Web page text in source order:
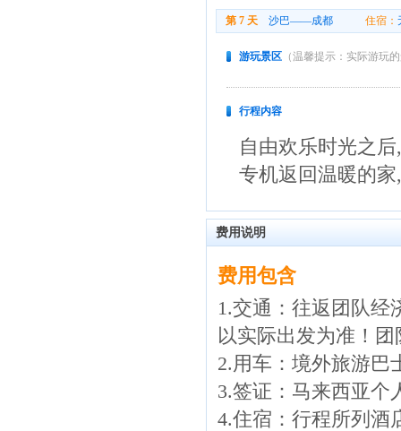
第 7 天 沙巴——成都 住宿：
游玩景区 （温馨提示：实际游玩
行程内容
自由欢乐时光之
专机返回温暖的
费用说明
费用包含
1.交通：往返团队经
以实际出发为准！
2.用车：境外旅游巴
3.签证：马来西亚个
4.住宿：行程所列酒